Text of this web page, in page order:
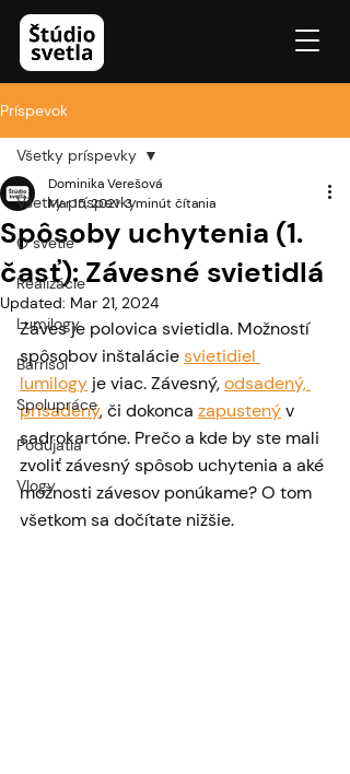
Príspevok
Všetky príspevky
O svetle
Realizácie
Lumilogy
Barrisol
Spolupráce
Podujatia
Vlogy
Všetky príspevky
Spôsoby uchytenia (1.
časť): Závesné svietidlá
Dominika Verešová
Mar 15, 20213 minút čítania
Updated: Mar 21, 2024
Záves je polovica svietidla. Možností
spôsobov inštalácie svietidiel
lumilogy je viac. Závesný, odsadený,
prisadený, či dokonca zapustený v
sadrokartóne. Prečo a kde by ste mali
zvoliť závesný spôsob uchytenia a aké
možnosti závesov ponúkame? O tom
všetkom sa dočítate nižšie.